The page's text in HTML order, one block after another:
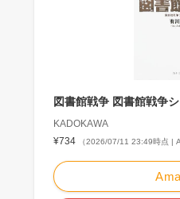
図書館戦争 図書館戦争
KADOKAWA
¥734
（2026/07/11 23:49時点 |